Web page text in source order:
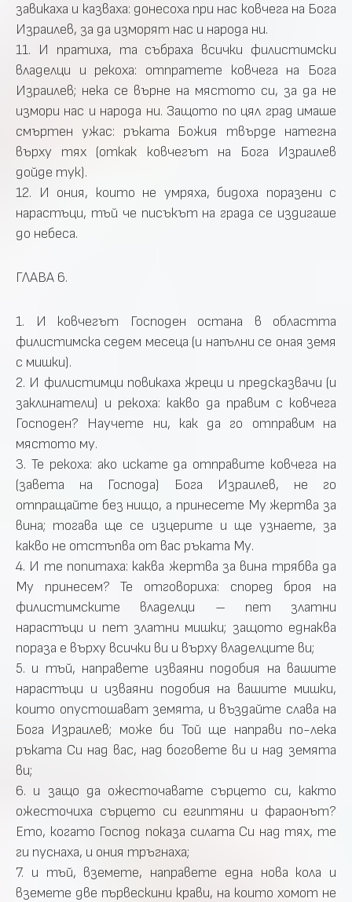
завикаха и казваха: донесоха при нас ковчега на Бога
Израилев, за да изморят нас и народа ни.
11. И пратиха, та събраха всички филистимски
владелци и рекоха: отпратете ковчега на Бога
Израилев; нека се върне на мястото си, за да не
измори нас и народа ни. Защото по цял град имаше
смъртен ужас: ръката Божия твърде натегна
върху тях (откак ковчегът на Бога Израилев
дойде тук).
12. И ония, които не умряха, бидоха поразени с
нарастъци, тъй че писъкът на града се издигаше
до небеса.
ГЛАВА 6.
1. И ковчегът Господен остана в областта
филистимска седем месеца (и напълни се оная земя
с мишки).
2. И филистимци повикаха жреци и предсказвачи (и
заклинатели) и рекоха: какво да правим с ковчега
Господен? Научете ни, как да го отправим на
мястото му.
3. Те рекоха: ако искате да отправите ковчега на
(завета на Господа) Бога Израилев, не го
отпращайте без нищо, а принесете Му жертва за
вина; тогава ще се изцерите и ще узнаете, за
какво не отстъпва от вас ръката Му.
4. И те попитаха: каква жертва за вина трябва да
Му принесем? Те отговориха: според броя на
филистимските владелци – пет златни
нарастъци и пет златни мишки; защото еднаква
пораза е върху всички ви и върху владелците ви;
5. и тъй, направете изваяни подобия на вашите
нарастъци и изваяни подобия на вашите мишки,
които опустошават земята, и въздайте слава на
Бога Израилев; може би Той ще направи по-лека
ръката Си над вас, над боговете ви и над земята
ви;
6. и защо да ожесточавате сърцето си, както
ожесточиха сърцето си египтяни и фараонът?
Ето, когато Господ показа силата Си над тях, те
ги пуснаха, и ония тръгнаха;
7. и тъй, вземете, направете една нова кола и
вземете две първескини крави, на които хомот не